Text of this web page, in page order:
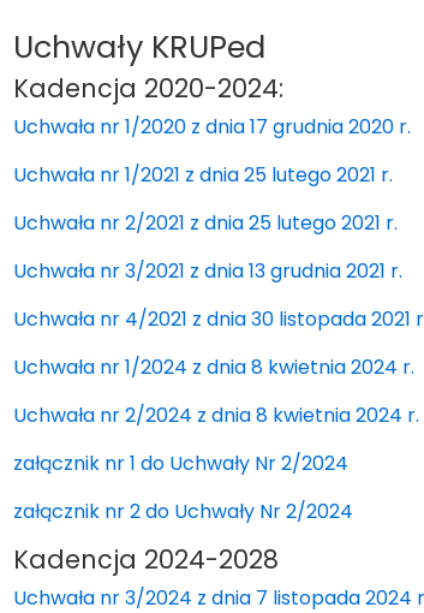
Uchwały KRUPed
Kadencja 2020-2024:
Uchwała nr 1/2020 z dnia 17 grudnia 2020 r.
Uchwała nr 1/2021 z dnia 25 lutego 2021 r.
Uchwała nr 2/2021 z dnia 25 lutego 2021 r.
Uchwała nr 3/2021 z dnia 13 grudnia 2021 r.
Uchwała nr 4/2021 z dnia 30 listopada 2021
Uchwała nr 1/2024 z dnia 8 kwietnia 2024 r.
Uchwała nr 2/2024 z dnia 8 kwietnia 2024
załącznik nr 1 do Uchwały Nr 2/2024
załącznik nr 2 do Uchwały Nr 2/2024
Kadencja 2024-2028
Uchwała nr 3/2024 z dnia 7 listopada 2024